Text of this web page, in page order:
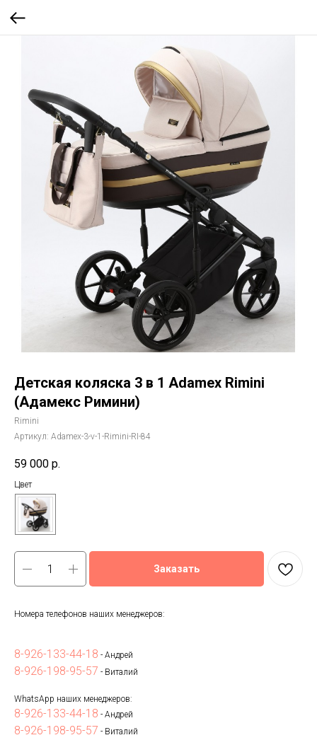
Детская коляска 3 в 1 Adamex Rimini
(Адамекс Римини)
Rimini
Артикул: Adamex-3-v-1-Rimini-RI-84
59 000 р.
Цвет
Заказать
Номера телефонов наших менеджеров:
8-926-133-44-18 - Андрей
8-926-198-95-57 - Виталий
WhatsApp наших менеджеров:
8-926-133-44-18 - Андрей
8-926-198-95-57 - Виталий